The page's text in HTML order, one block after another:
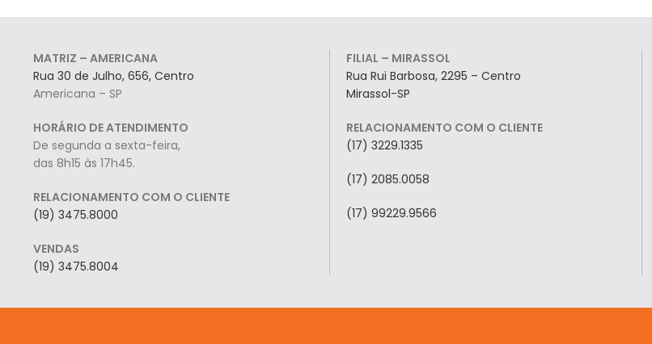
MATRIZ – AMERICANA
Rua 30 de Julho, 656, Centro
Americana – SP
HORÁRIO DE ATENDIMENTO
De segunda a sexta-feira,
das 8h15 às 17h45.
RELACIONAMENTO COM O CLIENTE
(19) 3475.8000
VENDAS
(19) 3475.8004
FILIAL – MIRASSOL
Rua Rui Barbosa, 2295 – Centro
Mirassol-SP
RELACIONAMENTO COM O CLIENTE
(17) 3229.1335
(17) 2085.0058
(17) 99229.9566